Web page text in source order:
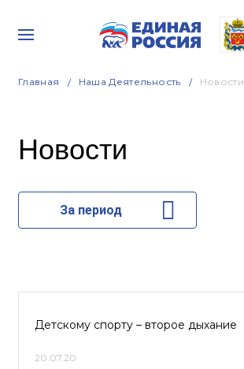
Главная Наша Деятельность Новости
Новости
За период
Детскому спорту – второе дыхание
20.07.20